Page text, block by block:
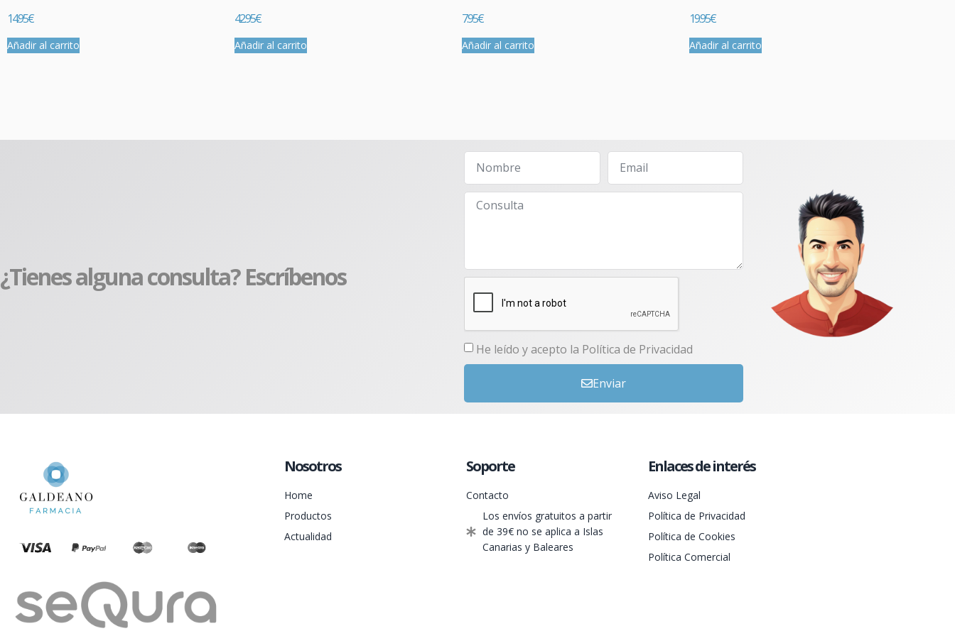
14.95€
Añadir al carrito
42.95€
Añadir al carrito
7.95€
Añadir al carrito
19.95€
Añadir al carrito
¿Tienes alguna consulta? Escríbenos
He leído y acepto la Política de Privacidad
Enviar
Nosotros
Home
Productos
Actualidad
Soporte
Contacto
Los envíos gratuitos a partir
de 39€ no se aplica a Islas
Canarias y Baleares
Enlaces de interés
Aviso Legal
Política de Privacidad
Política de Cookies
Política Comercial